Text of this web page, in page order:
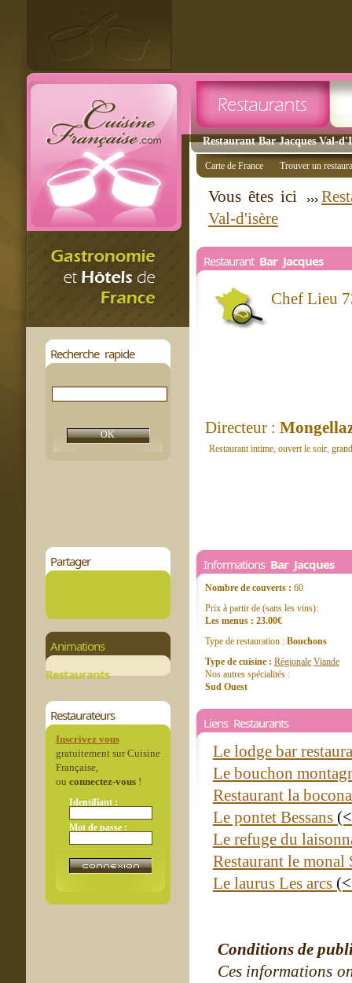
Restaurant Bar Jacques Val-
Recherche rapide
Partager
Animations
Restaurants
Restaurateurs
Inscrivez vous
gratuitement sur Cuisine
Française,
ou connectez-vous!
Identifiant :
Mot de passe :
Carte de France Trouver un
Vous êtes ici
Val-d'isère
Restaurant Bar Jacques
Chef Lieu
Directeur :
Restaurant intime, ouvert le soir,
Informations Bar Jacques
Nombre de couverts : 60
Prix à partir de (sans les vins):
Les menus : 23.00€
Type de restauration : Bouchons
Type de cuisine : Régionale Viande
Nos autres spécialités :
Sud Ouest
Liens Restaurants
Le lodge bar
Le bouchon
Restaurant la
Le pontet Bessans
Le refuge du
Restaurant le
Le laurus Les arcs
Conditions de
Ces informations